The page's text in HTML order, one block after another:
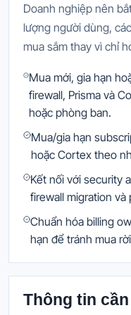
Doanh nghiệp nên
lượng người dùng,
mua sắm thay vì chỉ
Mua mới, gia hạn
firewall, Prisma và
hoặc phòng ban.
Mua/gia hạn
hoặc Cortex theo
Kết nối với security
firewall migration và
Chuẩn hóa billing
hạn để tránh mua
Thông tin